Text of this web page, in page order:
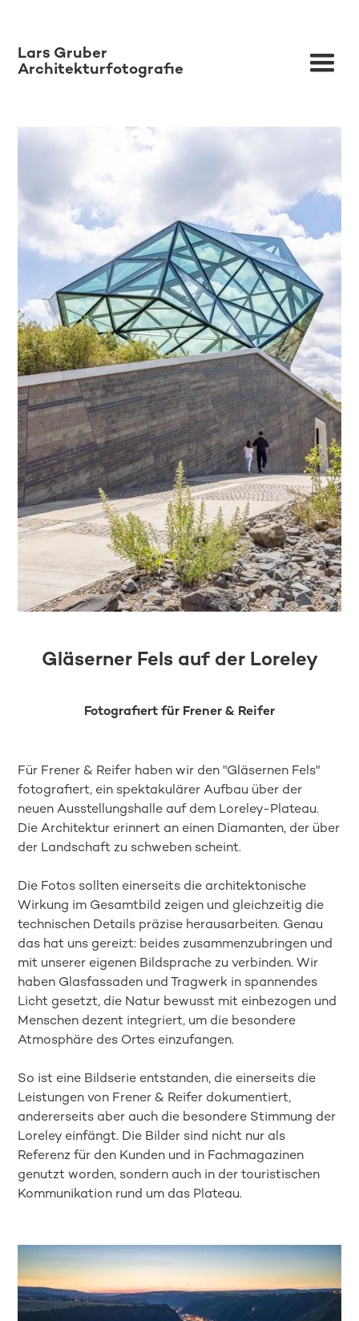
Lars Gruber
Architekturfotografie
Gläserner Fels auf der Loreley
Fotografiert für Frener & Reifer
Für Frener & Reifer haben wir den "Gläsernen Fels"
fotografiert, ein spektakulärer Aufbau über der
neuen Ausstellungshalle auf dem Loreley-Plateau.
Die Architektur erinnert an einen Diamanten, der über
der Landschaft zu schweben scheint.
Die Fotos sollten einerseits die architektonische
Wirkung im Gesamtbild zeigen und gleichzeitig die
technischen Details präzise herausarbeiten. Genau
das hat uns gereizt: beides zusammenzubringen und
mit unserer eigenen Bildsprache zu verbinden. Wir
haben Glasfassaden und Tragwerk in spannendes
Licht gesetzt, die Natur bewusst mit einbezogen und
Menschen dezent integriert, um die besondere
Atmosphäre des Ortes einzufangen.
So ist eine Bildserie entstanden, die einerseits die
Leistungen von Frener & Reifer dokumentiert,
andererseits aber auch die besondere Stimmung der
Loreley einfängt. Die Bilder sind nicht nur als
Referenz für den Kunden und in Fachmagazinen
genutzt worden, sondern auch in der touristischen
Kommunikation rund um das Plateau.